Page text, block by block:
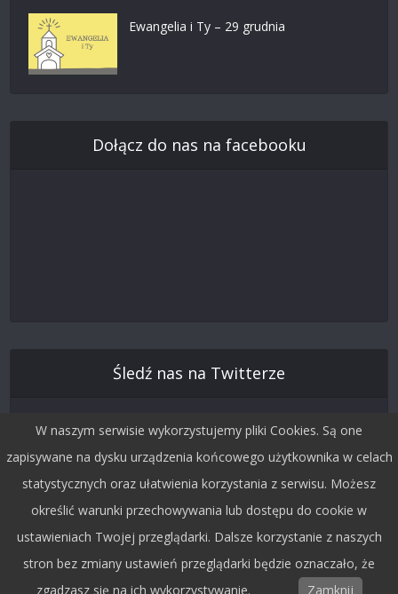
Ewangelia i Ty – 29 grudnia
Dołącz do nas na facebooku
Śledź nas na Twitterze
Copyright © 2015 by Dobra Fala.
W naszym serwisie wykorzystujemy pliki Cookies. Są one
zapisywane na dysku urządzenia końcowego użytkownika w celach
statystycznych oraz ułatwienia korzystania z serwisu. Możesz
określić warunki przechowywania lub dostępu do cookie w
ustawieniach Twojej przeglądarki. Dalsze korzystanie z naszych
stron bez zmiany ustawień przeglądarki będzie oznaczało, że
zgadzasz się na ich wykorzystywanie.
Zamknij